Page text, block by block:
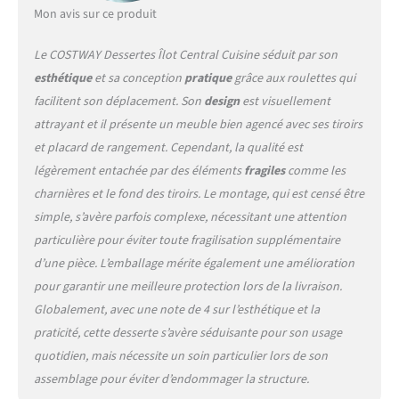
placer librement une variété
d'objets. 【Roues roulantes
lisses : 】notre chariot pour
îlot de cuisine dispose de 4
roues universelles, dont 2
avec freins, vous permettant
de le déplacer facilement où
vous le souhaitez pour faire
plus d'espace pour les
invités et le mettre dans une
position fixe. Vous pouvez
pousser le chariot avec
commodité et vous n'avez
pas à vous soucier qu'il
roule. 【Style classique et
utilisable partout : 】le
chariot de cuisine classique
avec une couleur simple
peut s'adapter à tous les
Mon avis sur ce produit
Le COSTWAY Dessertes Îlot Central Cuisine séduit par son
esthétiqueet sa conceptionpratiquegrâce aux roulettes qui
facilitent son déplacement. Son designest visuellement
attrayant et il présente un meuble bien agencé avec ses tiroirs
et placard de rangement. Cependant, la qualité est
légèrement entachée par des élémentsfragilescomme les
charnières et le fond des tiroirs. Le montage, qui est censé être
simple, s’avère parfois complexe, nécessitant une attention
particulière pour éviter toute fragilisation supplémentaire
d’une pièce. L’emballage mérite également une amélioration
pour garantir une meilleure protection lors de la livraison.
Globalement, avec une note de 4 sur l’esthétique et la
praticité, cette desserte s’avère séduisante pour son usage
quotidien, mais nécessite un soin particulier lors de son
assemblage pour éviter d’endommager la structure.